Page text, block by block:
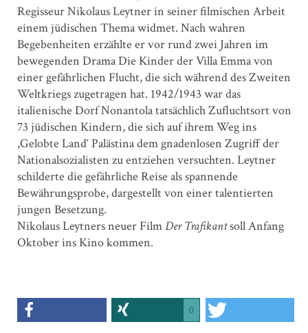
Regisseur Nikolaus Leytner in seiner filmischen Arbeit
einem jüdischen Thema widmet. Nach wahren
Begebenheiten erzählte er vor rund zwei Jahren im
bewegenden Drama Die Kinder der Villa Emma von
einer gefährlichen Flucht, die sich während des Zweiten
Weltkriegs zugetragen hat. 1942/1943 war das
italienische Dorf Nonantola tatsächlich Zufluchtsort von
73 jüdischen Kindern, die sich auf ihrem Weg ins
,Gelobte Land‘ Palästina dem gnadenlosen Zugriff der
Nationalsozialisten zu entziehen versuchten. Leytner
schilderte die gefährliche Reise als spannende
Bewährungsprobe, dargestellt von einer talentierten
jungen Besetzung.
Nikolaus Leytners neuer FilmDer Trafikantsoll Anfang
Oktober ins Kino kommen.
0